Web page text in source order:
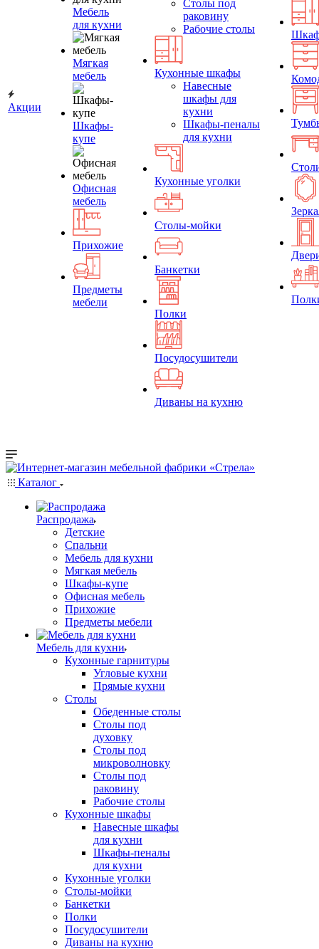
Акции
Мебель
для кухни
Мягкая
мебель
Шкафы-
купе
Офисная
мебель
Прихожие
Предметы
мебели
Столы под
раковину
Рабочие столы
Кухонные шкафы
Навесные
шкафы для
кухни
Шкафы-пеналы
для кухни
Кухонные уголки
Столы-мойки
Банкетки
Полки
Посудосушители
Диваны на кухню
Каталог
Распродажа
Детские
Спальни
Мебель для кухни
Мягкая мебель
Шкафы-купе
Офисная мебель
Прихожие
Предметы мебели
Мебель для кухни
Кухонные гарнитуры
Угловые кухни
Прямые кухни
Столы
Обеденные столы
Столы под
духовку
Столы под
микроволновку
Столы под
раковину
Рабочие столы
Кухонные шкафы
Навесные шкафы
для кухни
Шкафы-пеналы
для кухни
Кухонные уголки
Столы-мойки
Банкетки
Полки
Посудосушители
Диваны на кухню